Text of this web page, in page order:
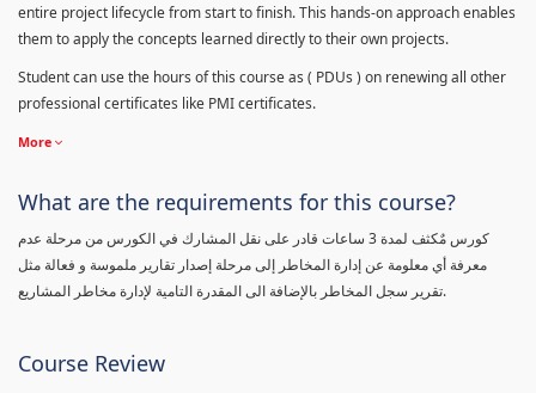
entire project lifecycle from start to finish. This hands-on approach enables
them to apply the concepts learned directly to their own projects.
Student can use the hours of this course as ( PDUs ) on renewing all other
professional certificates like PMI certificates.
More
What are the requirements for this course?
كورس مٌكثف لمدة 3 ساعات قادر على نقل المشارك في الكورس من مرحلة عدم
معرفة أي معلومة عن إدارة المخاطر إلى مرحلة إصدار تقارير ملموسة و فعالة مثل
تقرير سجل المخاطر بالإضافة الى المقدرة التامية لإدارة مخاطر المشاريع.
Course Review